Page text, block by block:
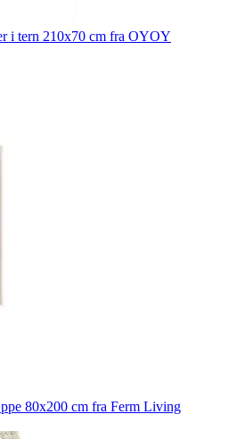
i tern 210x70 cm fra OYOY
80x200 cm fra Ferm Living